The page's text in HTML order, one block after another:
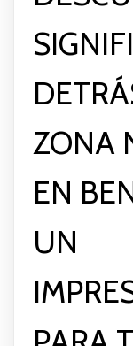
ZONA
EN
UN